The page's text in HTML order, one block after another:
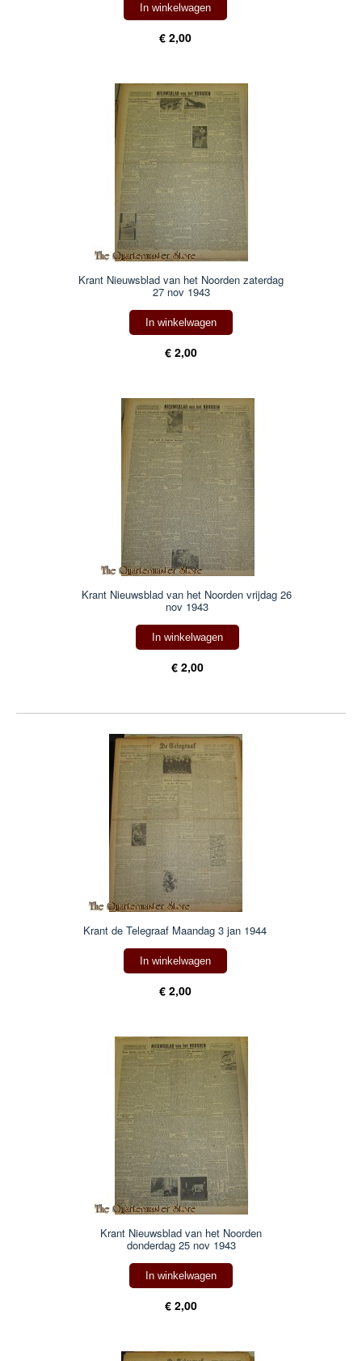
In winkelwagen
€ 2,00
Krant Nieuwsblad van het Noorden zaterdag
27 nov 1943
In winkelwagen
€ 2,00
Krant Nieuwsblad van het Noorden vrijdag 26
nov 1943
In winkelwagen
€ 2,00
Krant de Telegraaf Maandag 3 jan 1944
In winkelwagen
€ 2,00
Krant Nieuwsblad van het Noorden
donderdag 25 nov 1943
In winkelwagen
€ 2,00